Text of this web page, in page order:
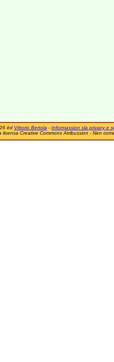
ëd Vittorio Bertola - Informassion sla privacy e
licensa Creative Commons Atribussion - Nen